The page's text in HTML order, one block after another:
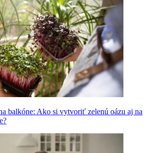
balkóne: Ako si vytvoriť zelenú oázu aj na